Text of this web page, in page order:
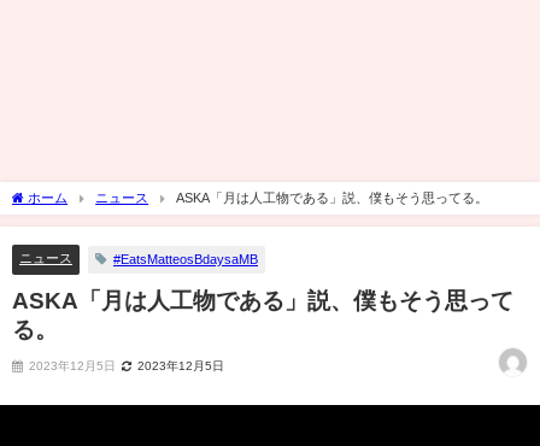
ホーム ニュース ASKA「月は人工物である」説、僕もそう思ってる。
ニュース #EatsMatteosBdaysaMB
ASKA「月は人工物である」説、僕もそう思って
る。
2023年12月5日 2023年12月5日